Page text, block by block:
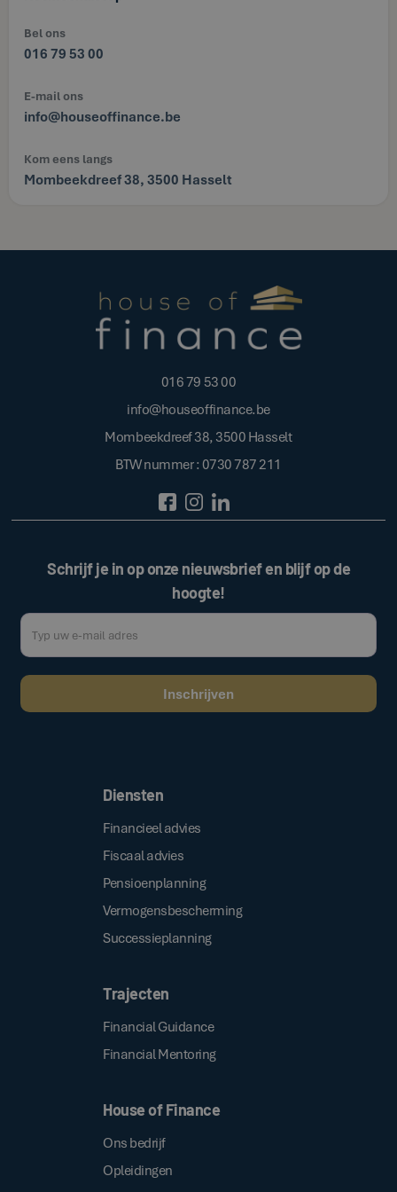
Bel ons
016 79 53 00
E-mail ons
info@houseoffinance.be
Kom eens langs
Mombeekdreef 38, 3500 Hasselt
016 79 53 00
info@houseoffinance.be
Mombeekdreef 38, 3500 Hasselt
BTW nummer : 0730 787 211
Schrijf je in op onze nieuwsbrief en blijf op de
hoogte!
Diensten
Financieel advies
Fiscaal advies
Pensioenplanning
Vermogensbescherming
Successieplanning
Trajecten
Financial Guidance
Financial Mentoring
House of Finance
Ons bedrijf
Opleidingen